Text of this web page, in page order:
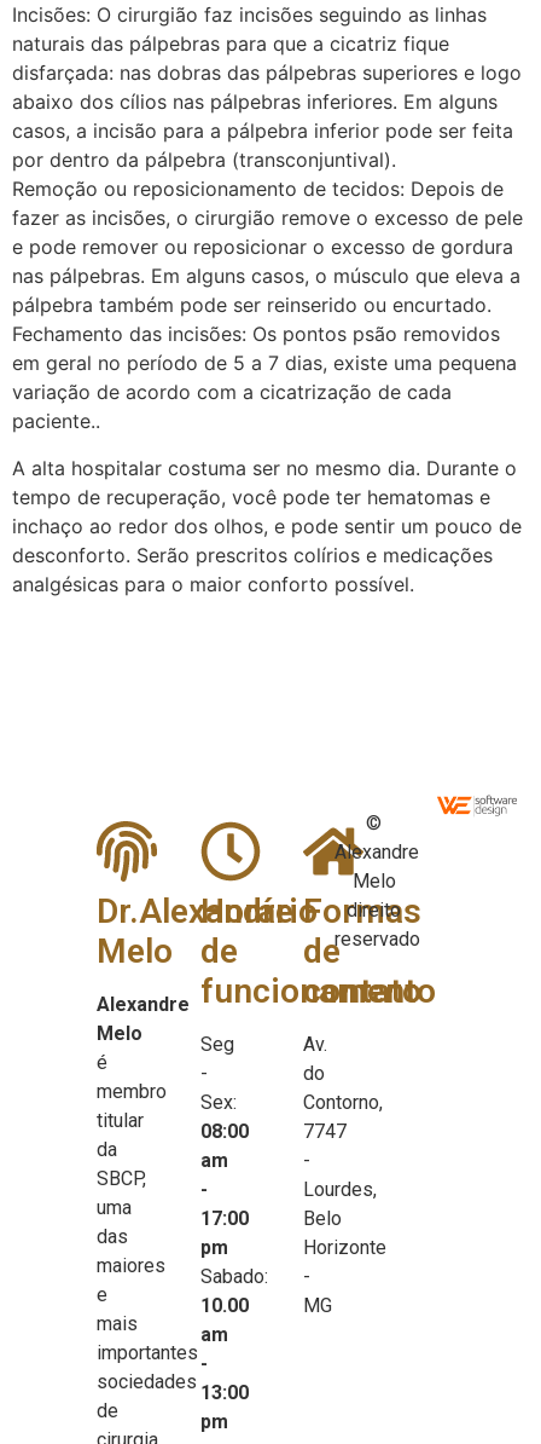
Incisões: O cirurgião faz incisões seguindo as linhas
naturais das pálpebras para que a cicatriz fique
disfarçada: nas dobras das pálpebras superiores e logo
abaixo dos cílios nas pálpebras inferiores. Em alguns
casos, a incisão para a pálpebra inferior pode ser feita
por dentro da pálpebra (transconjuntival).
Remoção ou reposicionamento de tecidos: Depois de
fazer as incisões, o cirurgião remove o excesso de pele
e pode remover ou reposicionar o excesso de gordura
nas pálpebras. Em alguns casos, o músculo que eleva a
pálpebra também pode ser reinserido ou encurtado.
Fechamento das incisões: Os pontos psão removidos
em geral no período de 5 a 7 dias, existe uma pequena
variação de acordo com a cicatrização de cada
paciente..
A alta hospitalar costuma ser no mesmo dia. Durante o
tempo de recuperação, você pode ter hematomas e
inchaço ao redor dos olhos, e pode sentir um pouco de
desconforto. Serão prescritos colírios e medicações
analgésicas para o maior conforto possível.
Dr.Alexandre
Melo
Alexandre
Melo
é
membro
titular
da
SBCP,
uma
das
maiores
e
mais
importantes
sociedades
de
Horário
de
funcionamento
Seg
-
Sex:
08:00
am
-
17:00
pm
Sabado:
10.00
am
-
13:00
pm
Formas
de
contato
Av.
do
Contorno,
7747
-
Lourdes,
Belo
Horizonte
-
MG
©
Alexandre
Melo
direito
reservado